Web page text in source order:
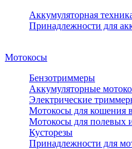
Аккумуляторная
Принадлежности для
Мотокосы
Бензотриммеры
Аккумуляторные
Электрические
Мотокосы для кошения
Мотокосы для полевых
Кусторезы
Принадлежности для